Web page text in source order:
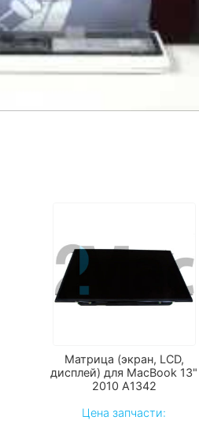
Матрица (экран, LCD,
дисплей) для MacBook 13"
2010 A1342
Цена запчасти: